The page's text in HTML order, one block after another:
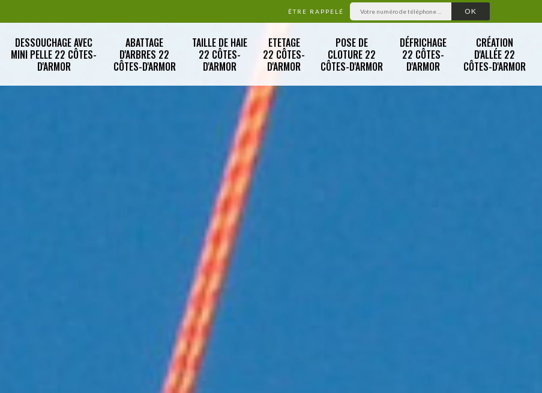
ÊTRE RAPPELÉ
DESSOUCHAGE AVEC
MINI PELLE 22 CÔTES-
D'ARMOR
ABATTAGE
D'ARBRES 22
CÔTES-D'ARMOR
TAILLE DE HAIE
22 CÔTES-
D'ARMOR
ETETAGE
22 CÔTES-
D'ARMOR
POSE DE
CLOTURE 22
CÔTES-D'ARMOR
DÉFRICHAGE
22 CÔTES-
D'ARMOR
CRÉATION
D'ALLÉE 22
CÔTES-D'ARMOR